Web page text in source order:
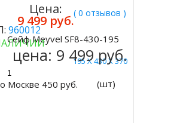
( 0 отзывов )
960012
195 X 430 X 370
Москве 450 руб.
Цена:
9 499 руб.
Сейф Meyvel SF8-430-195
цена: 9 499 руб.
(шт)